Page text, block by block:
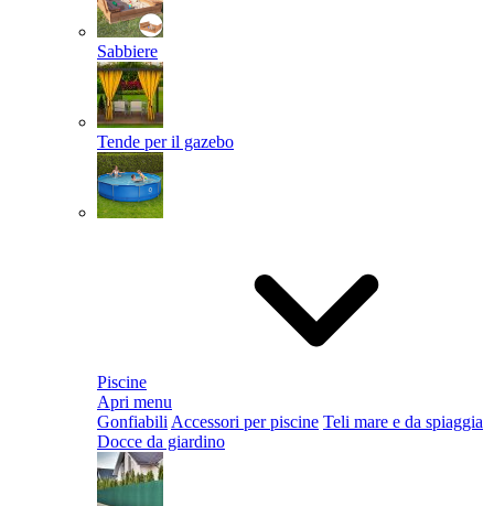
Sabbiere
Tende per il gazebo
Piscine
Apri menu
Gonfiabili Accessori per piscine Teli mare e da spiaggia
Docce da giardino